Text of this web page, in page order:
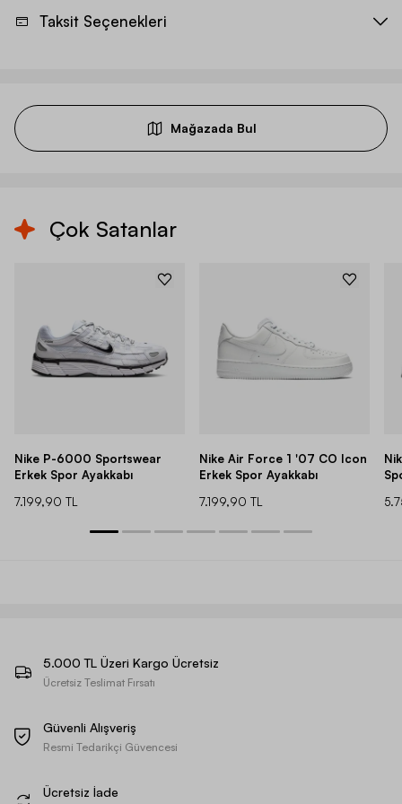
Taksit Seçenekleri
Mağazada Bul
Çok Satanlar
Nike P-6000 Sportswear
Erkek Spor Ayakkabı
7.199,90 TL
Nike Air Force 1 '07 CO Icon
Erkek Spor Ayakkabı
7.199,90 TL
5.000 TL Üzeri Kargo Ücretsiz
Ücretsiz Teslimat Fırsatı
Güvenli Alışveriş
Resmi Tedarikçi Güvencesi
Ücretsiz İade